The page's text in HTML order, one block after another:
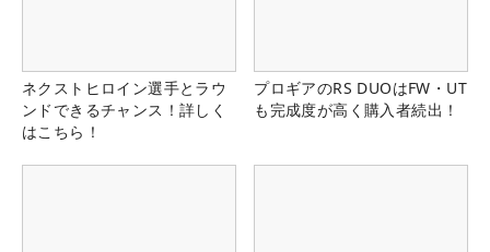
ネクストヒロイン選手とラウ
ンドできるチャンス！詳しく
はこちら！
プロギアのRS DUOはFW・UT
も完成度が高く購入者続出！